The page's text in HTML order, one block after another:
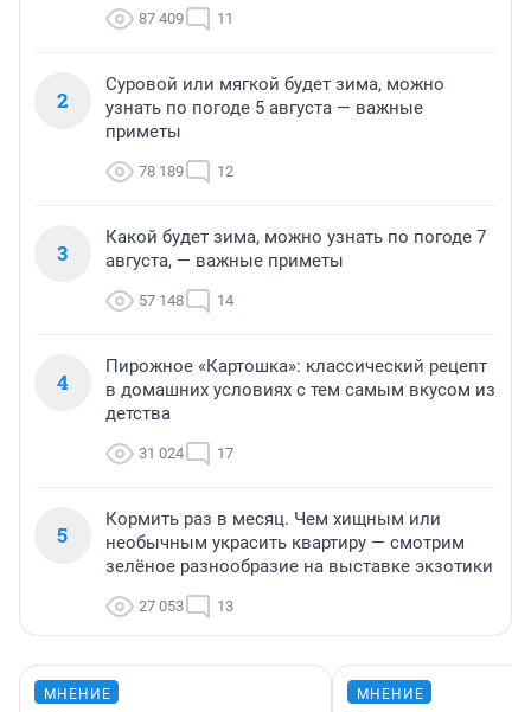
87 409 11
2
Суровой или мягкой будет зима, можно
узнать по погоде 5 августа — важные
приметы
78 189 12
3
Какой будет зима, можно узнать по погоде 7
августа, — важные приметы
57 148 14
4
Пирожное «Картошка»: классический рецепт
в домашних условиях с тем самым вкусом из
детства
31 024 17
5
Кормить раз в месяц. Чем хищным или
необычным украсить квартиру — смотрим
зелёное разнообразие на выставке экзотики
27 053 13
МНЕНИЕ МНЕНИЕ